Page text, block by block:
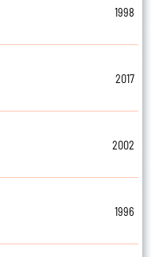
1998
2017
2002
1996